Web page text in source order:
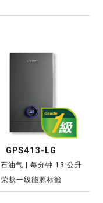
GPS413-LG
石油气 | 每分钟 13 公升
荣获一级能源标籤